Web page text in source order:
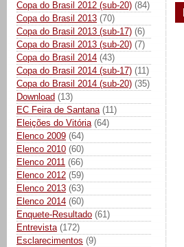
Copa do Brasil 2012 (sub-20) (84)
Copa do Brasil 2013 (70)
Copa do Brasil 2013 (sub-17) (6)
Copa do Brasil 2013 (sub-20) (7)
Copa do Brasil 2014 (43)
Copa do Brasil 2014 (sub-17) (11)
Copa do Brasil 2014 (sub-20) (35)
Download (13)
EC Feira de Santana (11)
Eleições do Vitória (64)
Elenco 2009 (64)
Elenco 2010 (60)
Elenco 2011 (66)
Elenco 2012 (59)
Elenco 2013 (63)
Elenco 2014 (60)
Enquete-Resultado (61)
Entrevista (172)
Esclarecimentos (9)